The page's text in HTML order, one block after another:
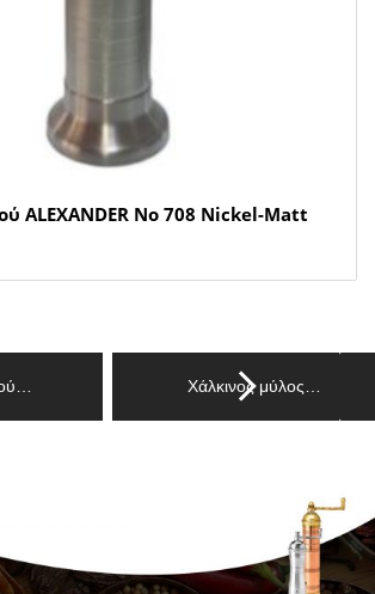
ALEXANDER Νο 708 Nickel-Matt
Χάλκινος μύλος…